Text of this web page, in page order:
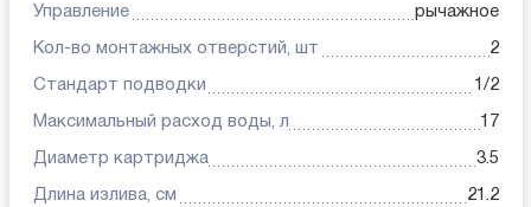
Управление рычажное
Кол-во монтажных отверстий, шт 2
Стандарт подводки 1/2
Максимальный расход воды, л 17
Диаметр картриджа 3.5
Длина излива, см 21.2